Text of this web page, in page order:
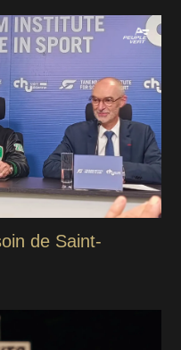
de Saint-